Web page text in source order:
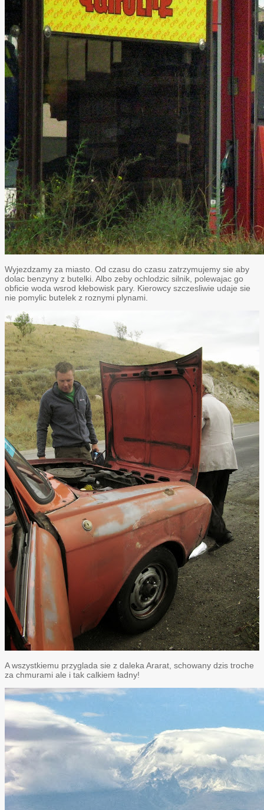
Wyjezdzamy za miasto. Od czasu do czasu zatrzymujemy sie aby
dolac benzyny z butelki. Albo zeby ochlodzic silnik, polewajac go
obficie woda wsrod kłebowisk pary. Kierowcy szczesliwie udaje sie
nie pomylic butelek z roznymi plynami.
A wszystkiemu przyglada sie z daleka Ararat, schowany dzis troche
za chmurami ale i tak calkiem ładny!